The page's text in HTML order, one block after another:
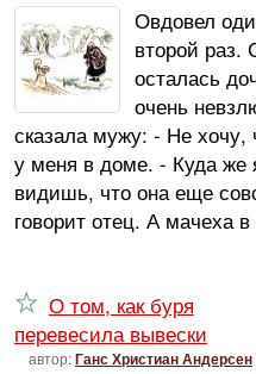
Овдовел
второй раз.
осталась
очень
сказала мужу: - Не хочу,
у меня в доме. - Куда же
видишь, что она еще
говорит отец. А мачеха в
О том, как буря
перевесила вывески
автор:Ганс Христиан Андерсен